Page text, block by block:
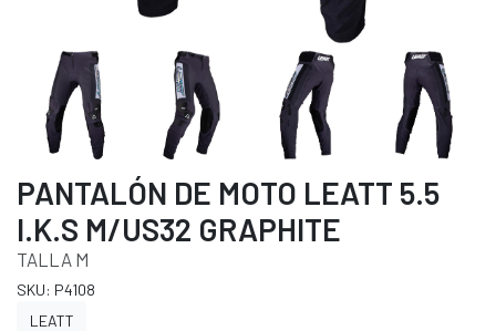
PANTALÓN DE MOTO LEATT 5.5
I.K.S M/US32 GRAPHITE
TALLA M
SKU: P4108
LEATT